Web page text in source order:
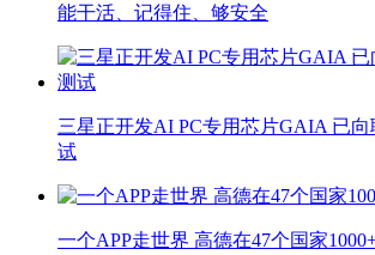
能干活、记得住、够安全
三星正开发AI PC专用芯片GAIA 已向
试
一个APP走世界 高德在47个国家